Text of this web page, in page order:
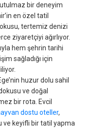
bir deneyim
en özel tatil
tertemiz denizi
ziyaretçiyi ağırlıyor.
hem şehrin tarihi
sağladığı için
huzur dolu sahil
ve doğal
bir rota. Evcil
dostu oteller,
ve keyifli bir tatil yapma